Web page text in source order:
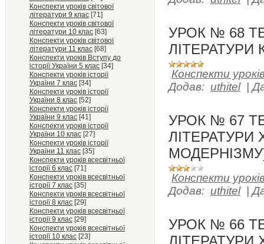
Конспекти уроків світової
літератури 9 клас [71]
Конспекти уроків світової
літератури 10 клас [63]
Конспекти уроків світової
літератури 11 клас [68]
Конспекти уроків Вступу до
історії України 5 клас [34]
Конспекти уроків історії
України 7 клас [34]
Конспекти уроків історії
України 8 клас [52]
Конспекти уроків історії
України 9 клас [41]
Конспекти уроків історії
України 10 клас [27]
Конспекти уроків історії
України 11 клас [35]
Конспекти уроків всесвітньої
історії 6 клас [71]
Конспекти уроків всесвітньої
історії 7 клас [35]
Конспекти уроків всесвітньої
історії 8 клас [29]
Конспекти уроків всесвітньої
історії 9 клас [29]
Конспекти уроків всесвітньої
історії 10 клас [23]
УРОК № 68
ЛІТЕРАТУРИ
Конспекти
Додав: uthitel |
УРОК № 67
ЛІТЕРАТУРИ
Конспекти
Додав: uthitel |
УРОК № 66
ЛІТЕРАТУРИ